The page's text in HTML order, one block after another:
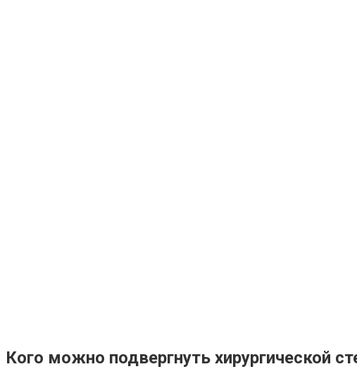
Кого можно подвергнуть хирургической